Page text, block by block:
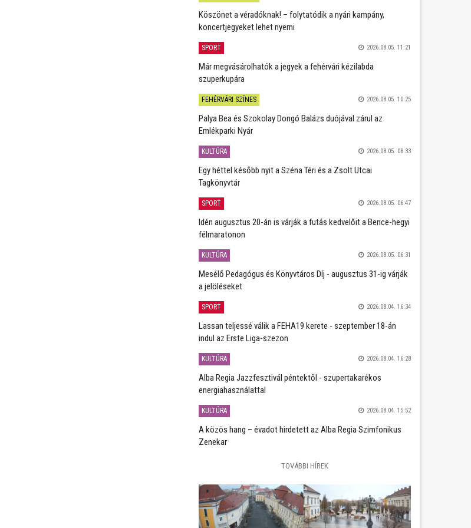
Köszönet a véradóknak! – folytatódik a nyári kampány,
koncertjegyeket lehet nyerni
SPORT 2026.08.05. 11:21
Már megvásárolhatók a jegyek a fehérvári kézilabda
szuperkupára
FEHÉRVÁRI SZÍNES 2026.08.05. 10:25
Palya Bea és Szokolay Dongó Balázs duójával zárul az
Emlékparki Nyár
KULTÚRA 2026.08.05. 08:33
Egy héttel később nyit a Széna Téri és a Zsolt Utcai
Tagkönyvtár
SPORT 2026.08.05. 06:47
Idén augusztus 20-án is várják a futás kedvelőit a Bence-hegyi
félmaratonon
KULTÚRA 2026.08.05. 06:31
Mesélő Pedagógus és Könyvtáros Díj - augusztus 31-ig várják
a jelöléseket
SPORT 2026.08.04. 16:34
Lassan teljessé válik a FEHA19 kerete - szeptember 18-án
indul az Erste Liga-szezon
KULTÚRA 2026.08.04. 16:28
Alba Regia Jazzfesztivál péntektől - szupertakarékos
energiahasználattal
KULTÚRA 2026.08.04. 15:52
A közös hang – évadot hirdetett az Alba Regia Szimfonikus
Zenekar
TOVÁBBI HÍREK